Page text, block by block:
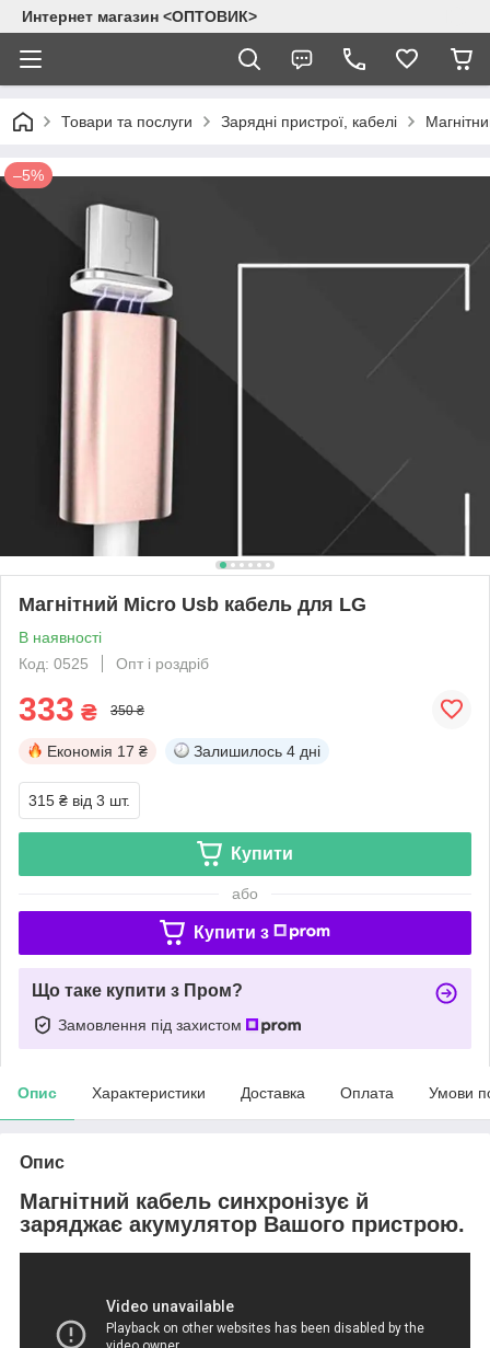
Интернет магазин <ОПТОВИК>
Товари та послуги Зарядні пристрої, кабелі
–5%
Магнітний Micro Usb кабель для LG
В наявності
Код: 0525
Опт і роздріб
333 ₴ 350 ₴
Економія 17 ₴ Залишилось 4 дні
315 ₴ від 3 шт.
Купити
або
Купити з
Що таке купити з Пром?
Замовлення під захистом
Опис Характеристики Доставка Оплата Умови
Опис
Магнітний кабель синхронізує й
заряджає акумулятор Вашого пристрою.